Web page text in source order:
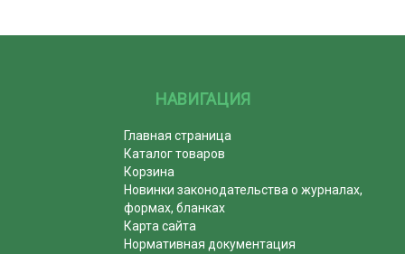
НАВИГАЦИЯ
Главная страница
Каталог товаров
Корзина
Новинки законодательства о журналах,
формах, бланках
Карта сайта
Нормативная документация